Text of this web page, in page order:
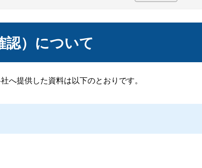
認）について
へ提供した資料は以下のとおりです。